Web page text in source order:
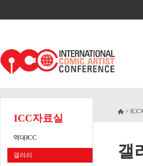
ICC자료실
역대ICC
갤러리
> ICC
갤